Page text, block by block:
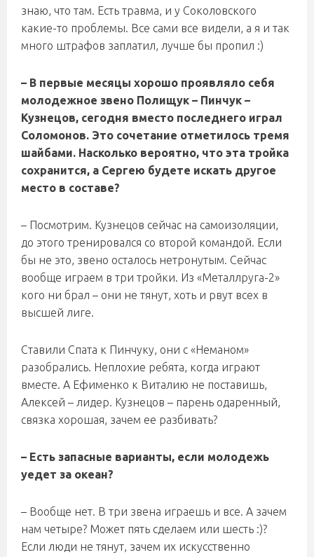
знаю, что там. Есть травма, и у Соколовского
какие-то проблемы. Все сами все видели, а я и так
много штрафов заплатил, лучше бы пропил :)
– В первые месяцы хорошо проявляло себя
молодежное звено Полищук – Пинчук –
Кузнецов, сегодня вместо последнего играл
Соломонов. Это сочетание отметилось тремя
шайбами. Насколько вероятно, что эта тройка
сохранится, а Сергею будете искать другое
место в составе?
– Посмотрим. Кузнецов сейчас на самоизоляции,
до этого тренировался со второй командой. Если
бы не это, звено осталось нетронутым. Сейчас
вообще играем в три тройки. Из «Металлруга-2»
кого ни брал – они не тянут, хоть и рвут всех в
высшей лиге.
Ставили Спата к Пинчуку, они с «Неманом»
разобрались. Неплохие ребята, когда играют
вместе. А Ефименко к Виталию не поставишь,
Алексей – лидер. Кузнецов – парень одаренный,
связка хорошая, зачем ее разбивать?
– Есть запасные варианты, если молодежь
уедет за океан?
– Вообще нет. В три звена играешь и все. А зачем
нам четыре? Может пять сделаем или шесть :)?
Если люди не тянут, зачем их искусственно